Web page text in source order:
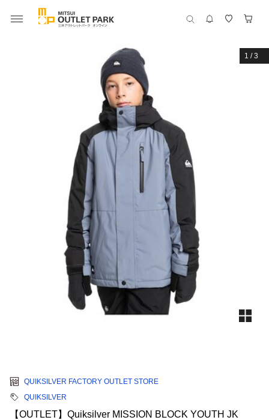
1 /3
QUIKSILVER FACTORY OUTLET STORE
QUIKSILVER
【OUTLET】Quiksilver MISSION BLOCK YOUTH JK